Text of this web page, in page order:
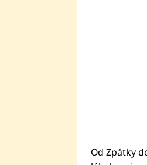
Od Zpátky